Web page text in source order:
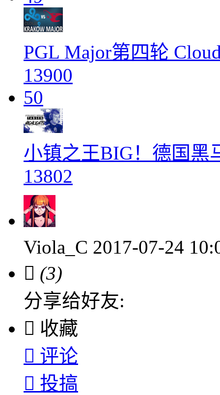
PGL Major第四轮
13900
50
小镇之王BIG！德国黑
13802
Viola_C 2017-07-24
 (3)
分享给好友:
 收藏
 评论
 投搞